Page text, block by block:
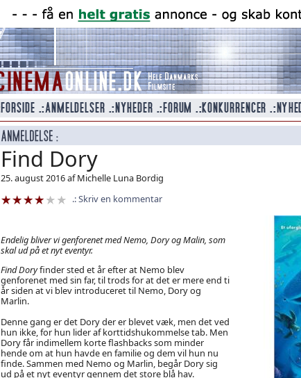
Find Dory
25. august 2016 af Michelle Luna Bordig
Skriv en kommentar
Endelig bliver vi genforenet med Nemo, Dory og Malin, som
skal ud på et nyt eventyr.
Find Doryfinder sted et år efter at Nemo blev
genforenet med sin far, til trods for at det er mere end ti
år siden at vi blev introduceret til Nemo, Dory og
Marlin.
Denne gang er det Dory der er blevet væk, men det ved
hun ikke, for hun lider af korttidshukommelse tab. Men
Dory får indimellem korte flashbacks som minder
hende om at hun havde en familie og dem vil hun nu
finde. Sammen med Nemo og Marlin, begår Dory sig
ud på et nyt eventyr gennem det store blå hav.